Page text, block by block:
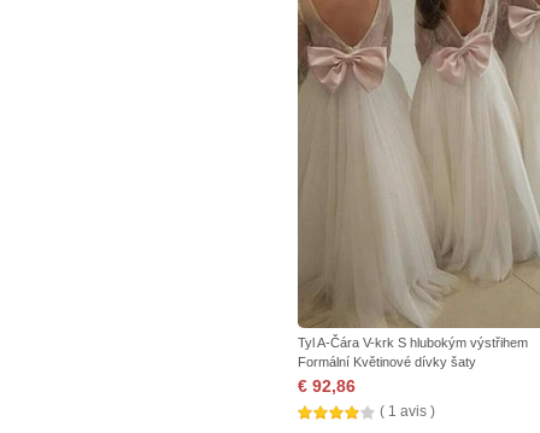
Tyl A-Čára V-krk S hlubokým výstřihem
Formální Květinové dívky šaty
€ 92,86
( 1 avis )